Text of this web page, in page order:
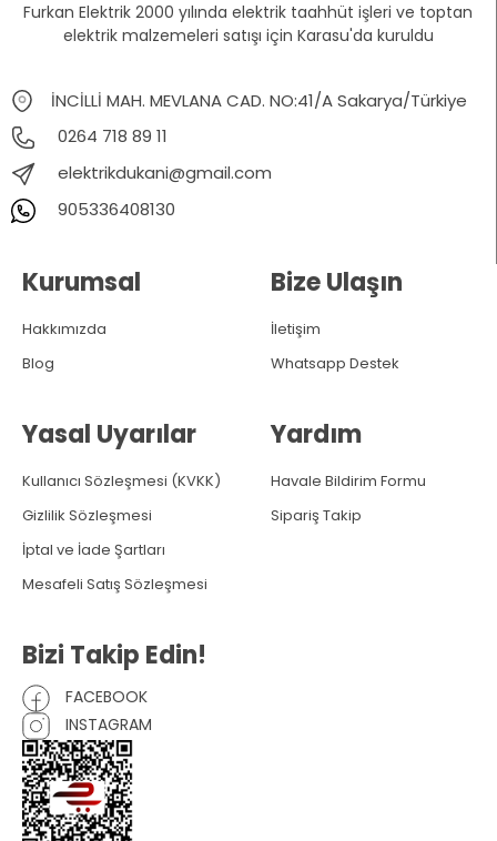
Furkan Elektrik 2000 yılında elektrik taahhüt işleri ve toptan
elektrik malzemeleri satışı için Karasu'da kuruldu
İNCİLLİ MAH. MEVLANA CAD. NO:41/A Sakarya/Türkiye
0264 718 89 11
elektrikdukani@gmail.com
905336408130
Kurumsal
Hakkımızda
Blog
Yasal Uyarılar
Kullanıcı Sözleşmesi (KVKK)
Gizlilik Sözleşmesi
İptal ve İade Şartları
Mesafeli Satış Sözleşmesi
Bize Ulaşın
İletişim
Whatsapp Destek
Yardım
Havale Bildirim Formu
Sipariş Takip
Bizi Takip Edin!
FACEBOOK
INSTAGRAM